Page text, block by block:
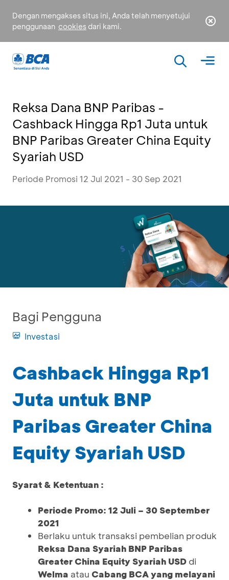
Dengan mengakses situs ini, Anda telah menyetujui
penggunaan cookies dari kami.
Reksa Dana BNP Paribas -
Cashback Hingga Rp1 Juta untuk
BNP Paribas Greater China Equity
Syariah USD
Periode Promosi 12 Jul 2021 - 30 Sep 2021
Bagi Pengguna
Investasi
Cashback Hingga Rp1
Juta untuk BNP
Paribas Greater China
Equity Syariah USD
Syarat & Ketentuan :
Periode Promo: 12 Juli – 30 September
2021
Berlaku untuk transaksi pembelian produk
Reksa Dana Syariah BNP Paribas
Greater China Equity Syariah USD di
Welma atau Cabang BCA yang melayani